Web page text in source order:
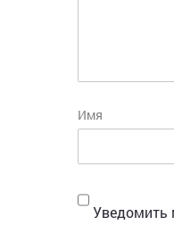
Имя
Уведомить